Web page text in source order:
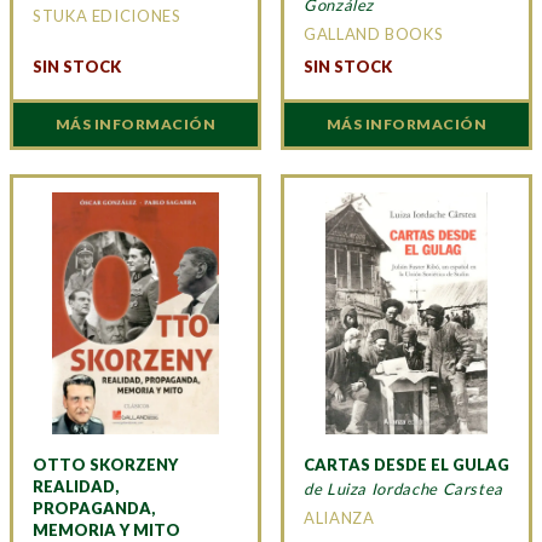
STUKA EDICIONES
SIN STOCK
MÁS INFORMACIÓN
González
GALLAND BOOKS
SIN STOCK
MÁS INFORMACIÓN
OTTO SKORZENY
REALIDAD,
PROPAGANDA,
MEMORIA Y MITO
CARTAS DESDE EL GULAG
de Luiza Iordache Carstea
ALIANZA